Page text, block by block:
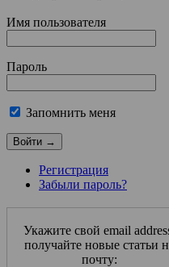
Имя пользователя
Пароль
Запомнить меня
Регистрация
Забыли пароль?
Укажите свой email
получайте новые статьи
почту: